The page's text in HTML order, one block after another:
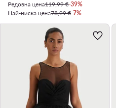
Редовна цена119,99 €-39%
Най-ниска цена78,99 €-7%